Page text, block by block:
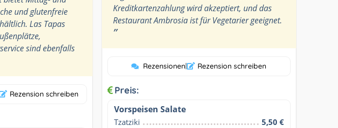
und glutenfreie
Las Tapas
sind ebenfalls
Rezension schreiben
Kreditkartenzahlung wird akzeptiert, und das
Restaurant Ambrosia ist für Vegetarier geeignet.
”
Rezensionen| Rezension schreiben
Preis:
Vorspeisen Salate
Tzatziki
5,50 €